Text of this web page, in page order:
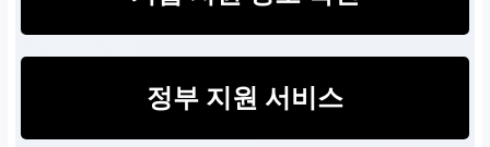
정부 지원 서비스